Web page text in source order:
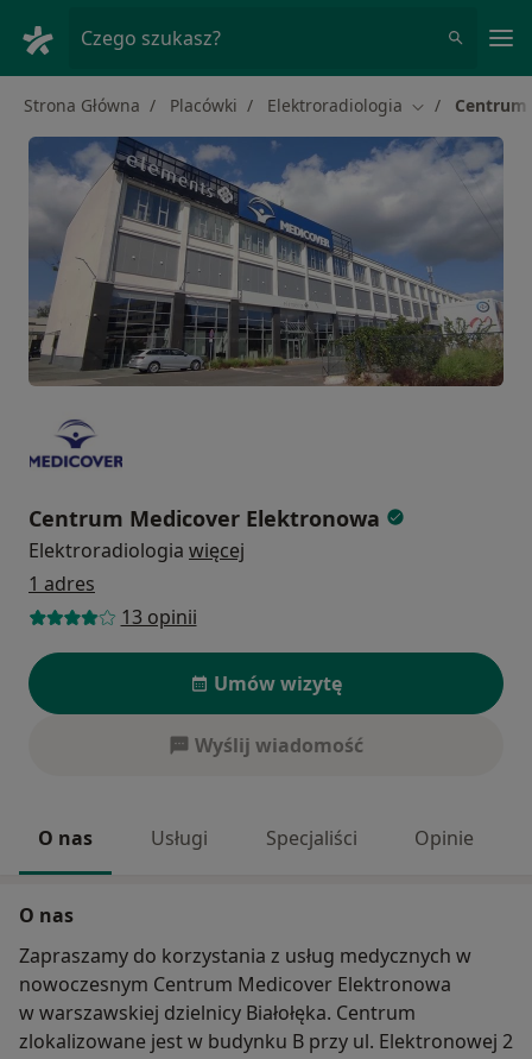
Czego szukasz?
Strona Główna Placówki Elektroradiologia Zmień miasto
Centrum Medicover Elektronowa
Elektroradiologia więcej
1 adres
13 opinii
Umów wizytę
Wyślij wiadomość
O nas Usługi Specjaliści Opinie
O nas
Zapraszamy do korzystania z usług medycznych w
nowoczesnym Centrum Medicover Elektronowa
w warszawskiej dzielnicy Białołęka. Centrum
zlokalizowane jest w budynku B przy ul. Elektronowej 2